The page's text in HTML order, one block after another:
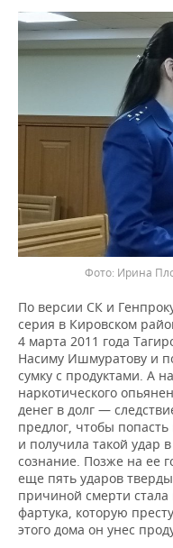
Ирина
По версии СК и
серия в Кировском
4 марта 2011 года
Насиму Ишмуратову и
сумку с продуктами. А
наркотического
денег в долг —
предлог, чтобы
и получила такой удар
сознание. Позже на ее
еще пять ударов
причиной смерти стала
фартука, которую
этого дома он унес